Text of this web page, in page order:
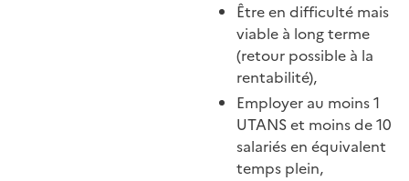
Être en difficulté mais
viable à long terme
(retour possible à la
rentabilité),
Employer au moins 1
UTANS et moins de 10
salariés en équivalent
temps plein,